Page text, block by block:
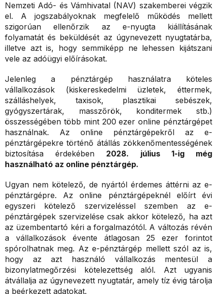
Nemzeti Adó- és Vámhivatal (NAV) szakemberei végzik
el. A jogszabályoknak megfelelő működés mellett
szigorúan ellenőrzik az e-nyugta kiállításának
folyamatát és beküldését az úgynevezett nyugtatárba,
illetve azt is, hogy semmiképp ne lehessen kijátszani
vele az adóügyi előírásokat.
Jelenleg a pénztárgép használatra köteles
vállalkozások (kiskereskedelmi üzletek, éttermek,
szálláshelyek, taxisok, plasztikai sebészek,
gyógyszertárak, masszőrök, konditermek stb.)
összességében több mint 200 ezer online pénztárgépet
használnak. Az online pénztárgépekről az e-
pénztárgépekre történő átállás zökkenőmentességének
biztosítása érdekében 2028. július 1-ig még
használható az online pénztárgép.
Ugyan nem kötelező, de nyártól érdemes áttérni az e-
pénztárgépre. Az online pénztárgépeknél előírt évi
egyszeri kötelező szervizeléssel szemben az e-
pénztárgépek szervizelése csak akkor kötelező, ha azt
az üzembentartó kéri a forgalmazótól. A változás révén
a vállalkozások évente átlagosan 25 ezer forintot
spórolhatnak meg. Az e-pénztárgép mellett szól az is,
hogy az azt használó vállalkozás mentesül a
bizonylatmegőrzési kötelezettség alól. Azt ugyanis
átvállalja az úgynevezett nyugtatár, amely tíz évig tárolja
a beérkezett adatokat.